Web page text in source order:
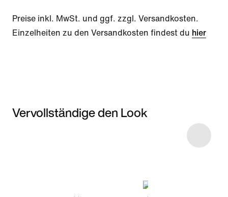
Preise inkl. MwSt. und ggf. zzgl. Versandkosten.
Einzelheiten zu den Versandkosten findest du hier
Vervollständige den Look